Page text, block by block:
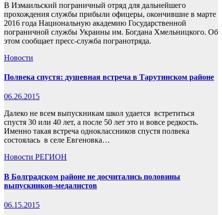
В Измаильский пограничный отряд для дальнейшего
прохождения службы прибыли офицеры, окончившие в марте
2016 года Национальную академию Государственной
пограничной службы Украины им. Богдана Хмельницкого. Об
этом сообщает пресс-служба погранотряда.
Новости
Полвека спустя: душевная встреча в Тарутинском районе
06.26.2015
Далеко не всем выпускникам школ удается встретиться
спустя 30 или 40 лет, а после 50 лет это и вовсе редкость.
Именно такая встреча одноклассников спустя полвека
состоялась в селе Евгеновка…
Новости РЕГИОН
В Болградском районе не досчитались половины
выпускников-медалистов
06.15.2015